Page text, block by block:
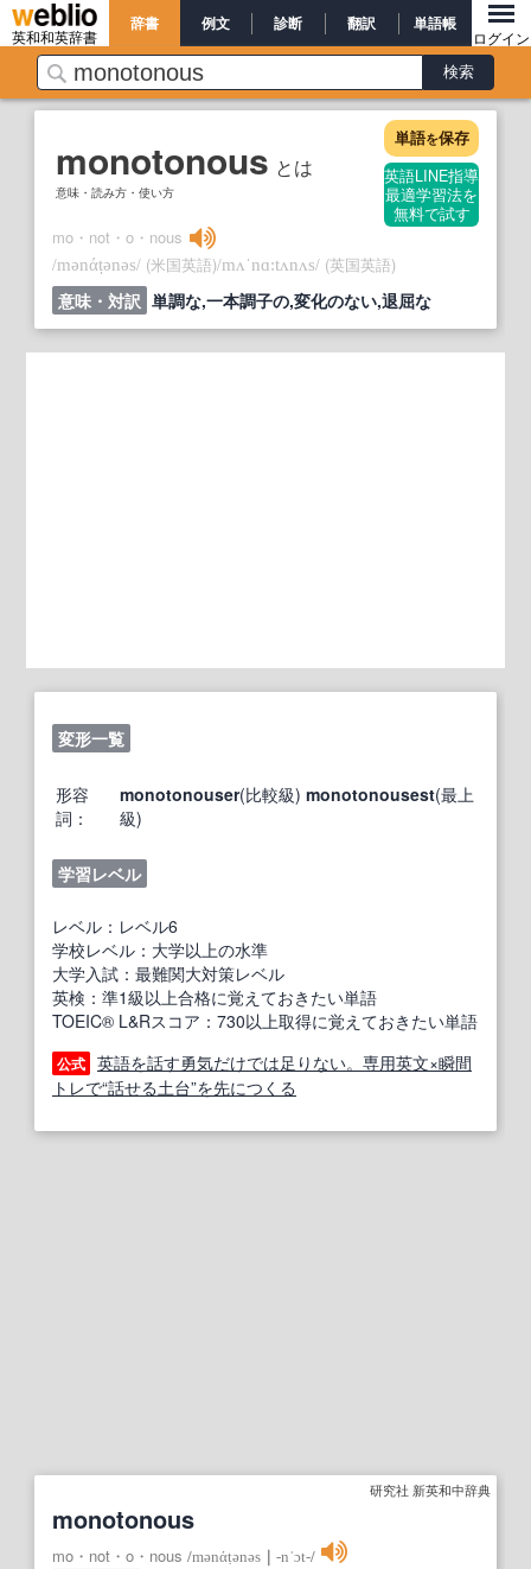
英和和英辞書
辞書 例文 診断 翻訳 単語帳
ログイン
monotonous とは
意味・読み方・使い方
単語を保存
英語LINE指導
最適学習法を
無料で試す
mo・not・o・nous
/mənάṭənəs/ (米国英語)/mʌˈnɑ:tʌnʌs/ (英国英語)
意味・対訳 単調な,一本調子の,変化のない,退屈な
変形一覧
形容
詞：
monotonouser(比較級) monotonousest(最上
級)
学習レベル
レベル：レベル6
学校レベル：大学以上の水準
大学入試：最難関大対策レベル
英検：準1級以上合格に覚えておきたい単語
TOEIC® L&Rスコア：730以上取得に覚えておきたい単語
公式 英語を話す勇気だけでは足りない。専用英文×瞬間
トレで“話せる土台”を先につくる
研究社 新英和中辞典
monotonous
mo・not・o・nous /mənάṭənəs ‐nˈɔt‐/